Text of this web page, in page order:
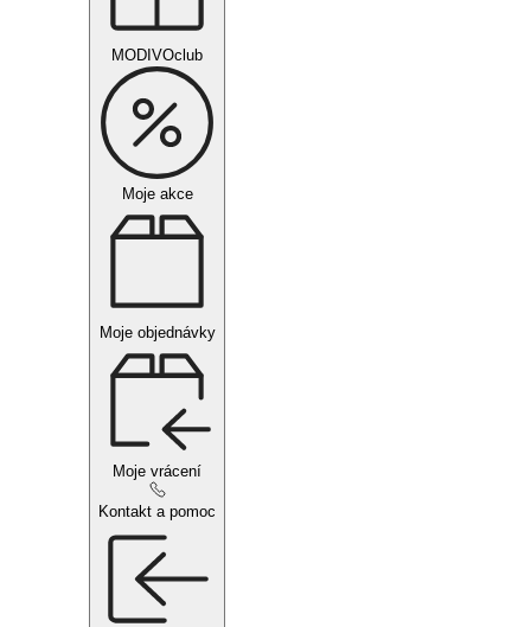
MODIVOclub
Moje akce
Moje objednávky
Moje vrácení
Kontakt a pomoc